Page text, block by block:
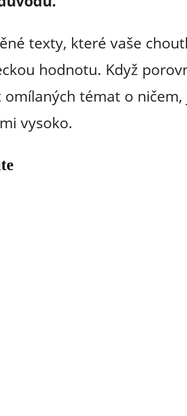
texty, které vaše
hodnotu. Když
témat o ničem,
vysoko.